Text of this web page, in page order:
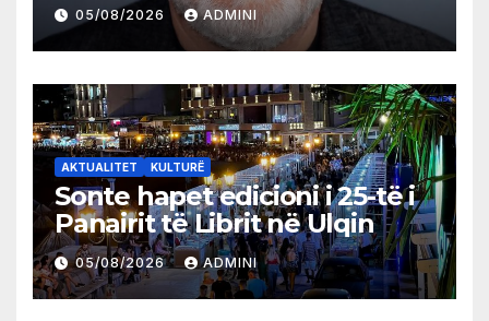
05/08/2026 ADMINI
AKTUALITET KULTURË
Sonte hapet edicioni i 25-të i
Panairit të Librit në Ulqin
05/08/2026 ADMINI